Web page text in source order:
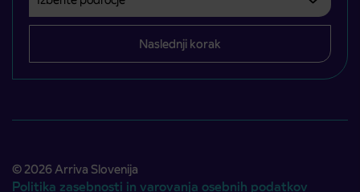
Naslednji korak
© 2026 Arriva Slovenija
Politika zasebnosti in varovanja osebnih podatkov